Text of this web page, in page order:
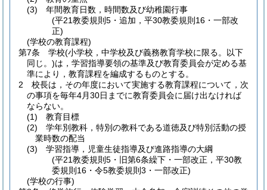
(3)
年間教育日数，時間数及び幼稚園行事
(平21教委規則5・追加，平30教委規則16・一部改
正)
(学校の教育課程)
第7条
学校(小学校，中学校及び義務教育学校に限る。以下
同じ。)は，学習指導要領の基準及び教育委員会が定める基
準により，教育課程を編成するものとする。
2
校長は，その年度において実施する教育課程について，次
の事項を毎年4月30日までに教育委員会に届け出なければ
ならない。
(1)
教育目標
(2)
学年別教科，特別の教科である道徳及び特別活動の授
業時数の配当
(3)
学習指導，児童生徒指導及び進路指導の大綱
(平21教委規則5・旧第6条繰下・一部改正，平30教
委規則16・令5教委規則3・一部改正)
(学校の行事)